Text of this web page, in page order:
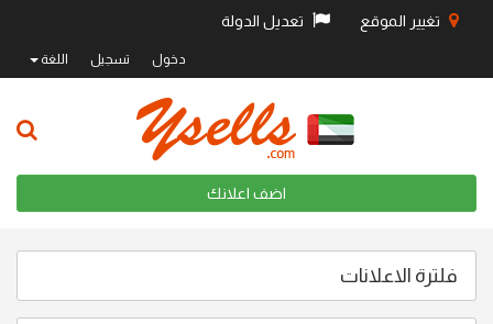
تغيير الموقع تعديل الدولة
دخول تسجيل اللغة
اضف اعلانك
فلترة الاعلانات